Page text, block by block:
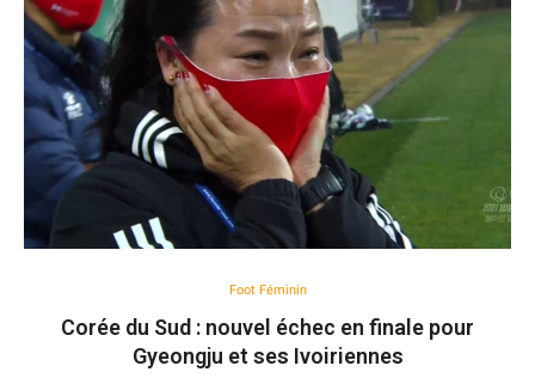
Foot Féminin
Corée du Sud : nouvel échec en finale pour
Gyeongju et ses Ivoiriennes